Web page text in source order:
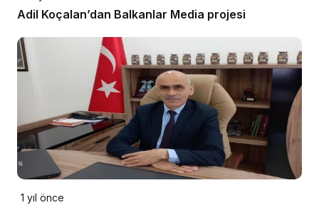
Adil Koçalan’dan Balkanlar Media projesi
1 yıl önce